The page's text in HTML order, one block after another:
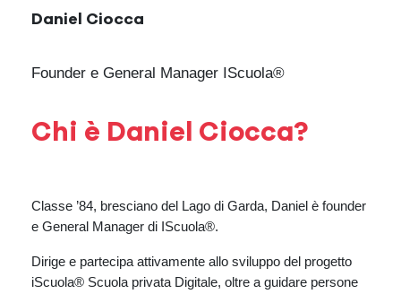
Daniel Ciocca
Founder e General Manager IScuola®
Chi è Daniel Ciocca?
Classe ’84, bresciano del Lago di Garda, Daniel è founder
e General Manager di IScuola®.
Dirige e partecipa attivamente allo sviluppo del progetto
iScuola® Scuola privata Digitale, oltre a guidare persone